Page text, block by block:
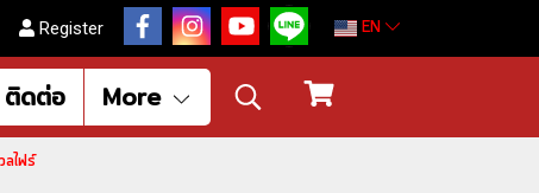
Register EN
ติดต่อ More
ไฟร์